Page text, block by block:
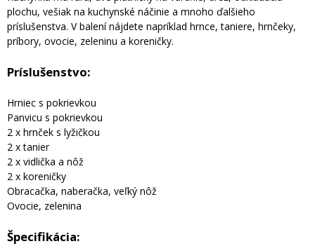
plochu, vešiak na kuchynské náčinie a mnoho ďalšieho
príslušenstva. V balení nájdete napríklad hrnce, taniere, hrnčeky,
príbory, ovocie, zeleninu a koreničky.
Príslušenstvo:
Hrniec s pokrievkou
Panvicu s pokrievkou
2 x hrnček s lyžičkou
2 x tanier
2 x vidlička a nôž
2 x koreničky
Obracačka, naberačka, veľký nôž
Ovocie, zelenina
Špecifikácia: